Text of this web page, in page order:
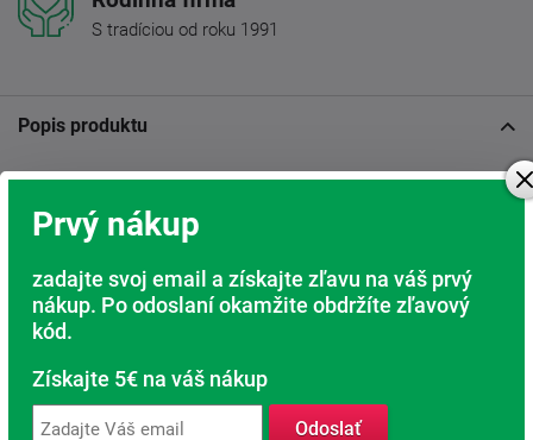
S tradíciou od roku 1991
Popis produktu
Posteľ z masívu Thorsten 90 - Opatrovateľské lôžko
Rozmery: 90x200 cm
Posteľ Thorsten je ideálnou voľbou pre seniorov a osoby,
ktoré potrebujú opatrovateľskú pomoc. Je navrhnutá tak,
aby uľahčovala prístup a starostlivosť o blízkych, najmä v
matracom. Vyššia konštrukcia postele s bočnicami vo
výške 50 cm poskytuje stabilitu a pohodlné vstávanie aj
ľahnutie.
Prvý nákup
zadajte svoj email a získajte zľavu na váš prvý
nákup. Po odoslaní okamžite obdržíte zľavový
kód.
Získajte 5€ na váš nákup
Odoslať